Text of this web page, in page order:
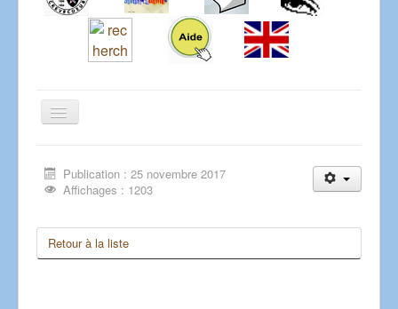
Publication : 25 novembre 2017
Affichages : 1203
Retour à la liste